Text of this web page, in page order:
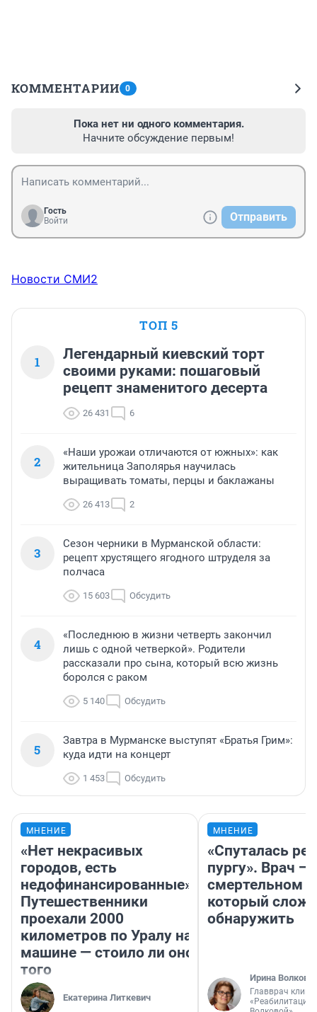
КОММЕНТАРИИ 0
Пока нет ни одного комментария.
Начните обсуждение первым!
Гость
Войти
Отправить
Новости СМИ2
ТОП 5
1
Легендарный киевский торт
своими руками: пошаговый
рецепт знаменитого десерта
26 431 6
2
«Наши урожаи отличаются от южных»: как
жительница Заполярья научилась
выращивать томаты, перцы и баклажаны
26 413 2
3
Сезон черники в Мурманской области:
рецепт хрустящего ягодного штруделя за
полчаса
15 603 Обсудить
4
«Последнюю в жизни четверть закончил
лишь с одной четверкой». Родители
рассказали про сына, который всю жизнь
боролся с раком
5 140 Обсудить
5
Завтра в Мурманске выступят «Братья Грим»:
куда идти на концерт
1 453 Обсудить
МНЕНИЕ
«Нет некрасивых
городов, есть
недофинансированные».
Путешественники
проехали 2000
километров по Уралу на
машине — стоило ли оно
того
Екатерина Литкевич
МНЕНИЕ
«Спуталась
пургу». Врач —
смертельном
который
обнаружить
Ирина Волкова
Главврач
«Реабилитация